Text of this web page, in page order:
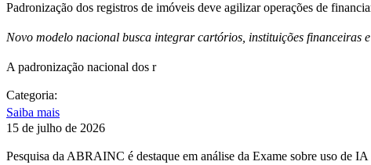
Padronização dos registros de imóveis deve agilizar operações de
Novo modelo nacional busca integrar cartórios, instituições financeiras
A padronização nacional dos r
Categoria:
Saiba mais
15 de julho de 2026
Pesquisa da ABRAINC é destaque em análise da Exame sobre uso de